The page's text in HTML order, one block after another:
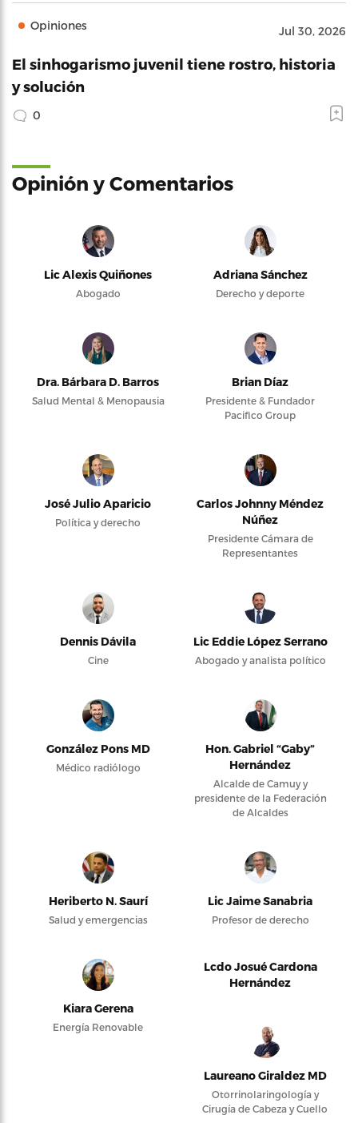
Opiniones Jul 30, 2026
El sinhogarismo juvenil tiene rostro, historia
y solución
0
Opinión y Comentarios
Lic Alexis Quiñones
Abogado
Adriana Sánchez
Derecho y deporte
Dra. Bárbara D. Barros
Salud Mental & Menopausia
Brian Díaz
Presidente & Fundador
Pacifico Group
José Julio Aparicio
Política y derecho
Carlos Johnny Méndez
Núñez
Presidente Cámara de
Representantes
Dennis Dávila
Cine
Lic Eddie López Serrano
Abogado y analista político
González Pons MD
Médico radiólogo
Hon. Gabriel “Gaby”
Hernández
Alcalde de Camuy y
presidente de la Federación
de Alcaldes
Heriberto N. Saurí
Salud y emergencias
Lic Jaime Sanabria
Profesor de derecho
Kiara Gerena
Energía Renovable
Lcdo Josué Cardona
Hernández
Laureano Giraldez MD
Otorrinolaringología y
Cirugía de Cabeza y Cuello